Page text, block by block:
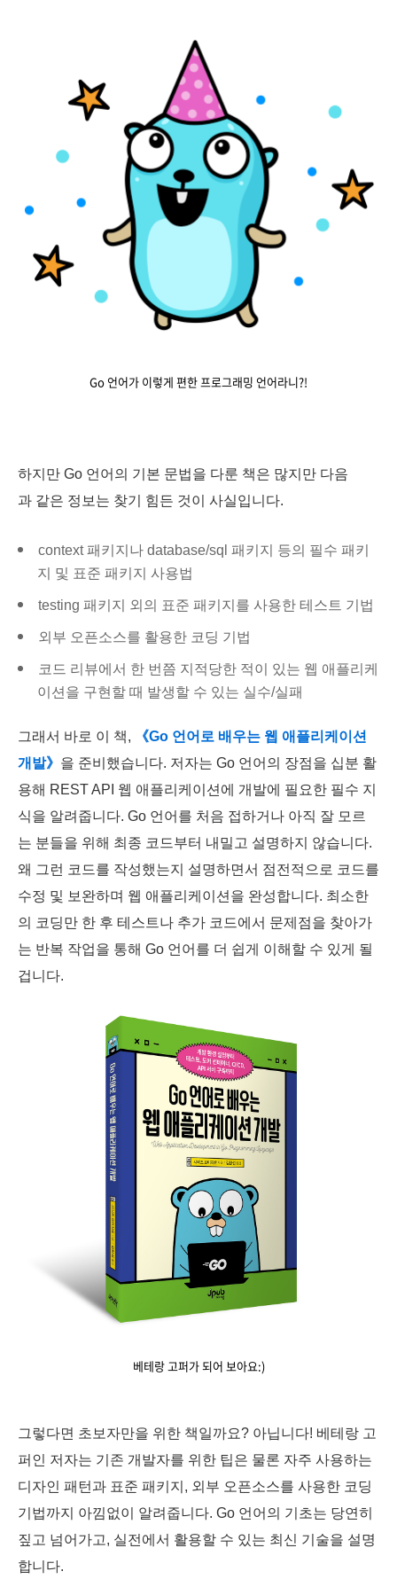
Go 언어가 이렇게 편한 프로그래밍 언어라니?!
하지만 Go 언어의 기본 문법을 다룬 책은 많지만 다음
과 같은 정보는 찾기 힘든 것이 사실입니다.
context 패키지나 database/sql 패키지 등의 필수 패키
지 및 표준 패키지 사용법
testing 패키지 외의 표준 패키지를 사용한 테스트 기법
외부 오픈소스를 활용한 코딩 기법
코드 리뷰에서 한 번쯤 지적당한 적이 있는 웹 애플리케
이션을 구현할 때 발생할 수 있는 실수/실패
그래서 바로 이 책,
《Go 언어로 배우는 웹 애플리케이션
개발》 을 준비했습니다. 저자는 Go 언어의 장점을 십분 활
용해 REST API 웹 애플리케이션에 개발에 필요한 필수 지
식을 알려줍니다. Go 언어를 처음 접하거나 아직 잘 모르
는 분들을 위해 최종 코드부터 내밀고 설명하지 않습니다.
왜 그런 코드를 작성했는지 설명하면서 점전적으로 코드를
수정 및 보완하며 웹 애플리케이션을 완성합니다. 최소한
의 코딩만 한 후 테스트나 추가 코드에서 문제점을 찾아가
는 반복 작업을 통해 Go 언어를 더 쉽게 이해할 수 있게 될
겁니다.
베테랑 고퍼가 되어 보아요:)
그렇다면 초보자만을 위한 책일까요? 아닙니다! 베테랑 고
퍼인 저자는 기존 개발자를 위한 팁은 물론 자주 사용하는
디자인 패턴과 표준 패키지, 외부 오픈소스를 사용한 코딩
기법까지 아낌없이 알려줍니다. Go 언어의 기초는 당연히
짚고 넘어가고, 실전에서 활용할 수 있는 최신 기술을 설명
합니다.